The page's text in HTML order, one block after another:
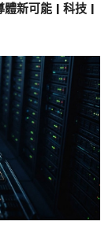
體新可能 | 科技 |